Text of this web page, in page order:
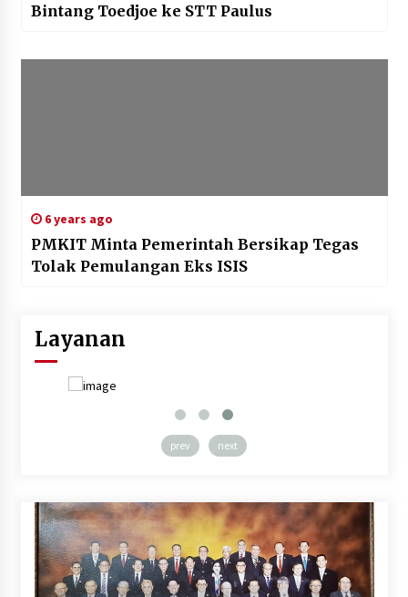
Bintang Toedjoe ke STT Paulus
6 years ago
PMKIT Minta Pemerintah Bersikap Tegas
Tolak Pemulangan Eks ISIS
Layanan
prev next